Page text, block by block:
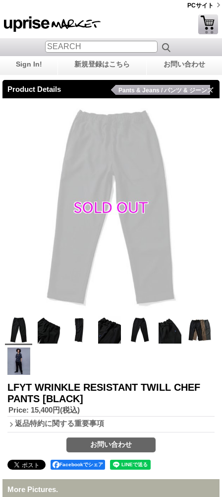
PCサイト
Sign In! 新規登録はこちら お問い合わせ
Product Details Pants & Jeans / パンツ & ジーンズ
LFYT WRINKLE RESISTANT TWILL CHEF
PANTS [BLACK]
Price: 15,400円(税込)
返品特約に関する重要事項
Facebookでシェア
More Pictures.